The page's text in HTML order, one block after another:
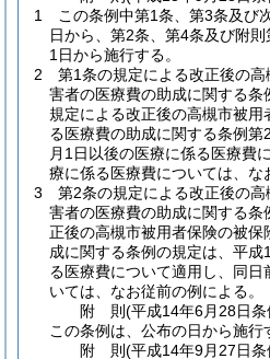
1
この条例中第1条、第3条及び
日から、第2条、第4条及び附
1日から施行する。
2
第1条の規定による改正後の
害者の医療費の助成に関する
規定による改正後の高槻市被用
る医療費の助成に関する条例第
月1日以後の医療に係る医療費
療に係る医療費については、な
3
第2条の規定による改正後の
害者の医療費の助成に関する
正後の高槻市被用者保険の被保
成に関する条例の規定は、平
る医療費について適用し、同
いては、なお従前の例による。
附 則(平成14年6月28日条
この条例は、公布の日から施行
附 則(平成14年9月27日条